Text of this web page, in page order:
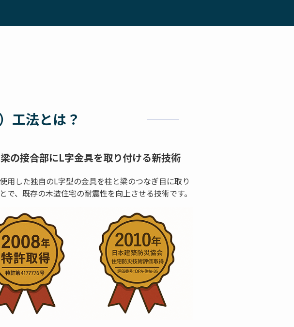
工法とは？
の接合部にL字金具を取り付ける新技術
用した独自のL字型の金具を柱と梁のつなぎ目に取り
で、既存の木造住宅の耐震性を向上させる技術です。